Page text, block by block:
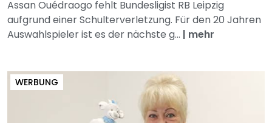
Assan Ouédraogo fehlt Bundesligist RB Leipzig
aufgrund einer Schulterverletzung. Für den 20 Jahren
Auswahlspieler ist es der nächste g... | mehr
WERBUNG